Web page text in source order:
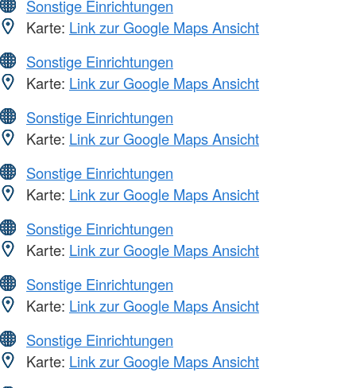
Sonstige Einrichtungen
Karte: Link zur Google Maps Ansicht
Sonstige Einrichtungen
Karte: Link zur Google Maps Ansicht
Sonstige Einrichtungen
Karte: Link zur Google Maps Ansicht
Sonstige Einrichtungen
Karte: Link zur Google Maps Ansicht
Sonstige Einrichtungen
Karte: Link zur Google Maps Ansicht
Sonstige Einrichtungen
Karte: Link zur Google Maps Ansicht
Sonstige Einrichtungen
Karte: Link zur Google Maps Ansicht